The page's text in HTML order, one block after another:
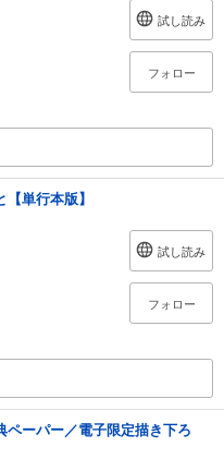
試し読み
フォロー
単行本版】
試し読み
フォロー
ペーパー／電子限定描き下ろ